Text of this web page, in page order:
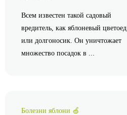
Всем известен такой садовый
вредитель, как яблоневый цветоед
или долгоносик. Он уничтожает
множество посадок в ...
Болезни яблони 🍏